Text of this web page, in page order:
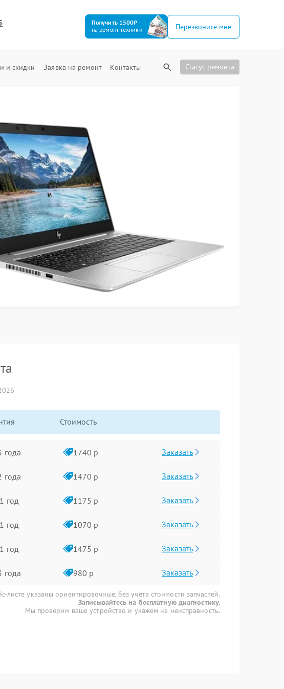
Получить 1500₽
на ремонт техники
Перезвоните мне
и скидки Заявка на ремонт Контакты Статус ремонта
Стоимость
года 1740 р Заказать
года 1470 р Заказать
1 год 1175 р Заказать
1 год 1070 р Заказать
1 год 1475 р Заказать
года 980 р Заказать
листе указаны ориентировочные, без учета стоимости запчастей.
Записывайтесь на бесплатную диагностику.
Мы проверим ваше устройство и укажем на неисправность.